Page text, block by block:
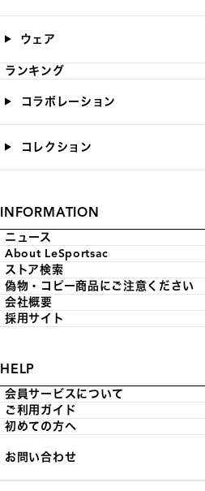
ウェア
ランキング
コラボレーション
コレクション
INFORMATION
ニュース
About LeSportsac
ストア検索
偽物・コピー商品にご注意ください
会社概要
採用サイト
HELP
会員サービスについて
ご利用ガイド
初めての方へ
お問い合わせ